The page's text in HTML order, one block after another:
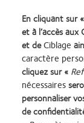
En cliquant sur
et à l’accès aux
et deCiblage
caractère
cliquez sur «
nécessaires
personnaliser
de